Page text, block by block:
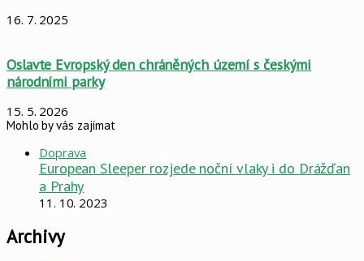
16. 7. 2025
Oslavte Evropský den chráněných území s českými
národními parky
15. 5. 2026
Mohlo by vás zajímat
Doprava
European Sleeper rozjede noční vlaky i do Drážďan
a Prahy
11. 10. 2023
Archivy